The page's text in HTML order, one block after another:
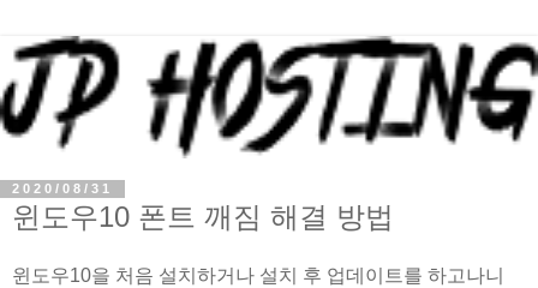
2020/08/31
윈도우10 폰트 깨짐 해결 방법
윈도우10을 처음 설치하거나 설치 후 업데이트를 하고나니